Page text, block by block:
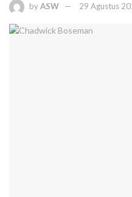
byASW 29 Agustus